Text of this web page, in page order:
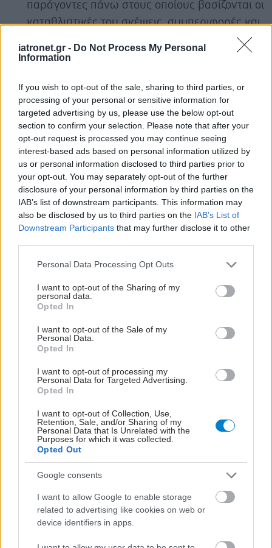
iatronet.gr - Do Not Process My Personal
Information
If you wish to opt-out of the sale, sharing to third parties, or
processing of your personal or sensitive information for
targeted advertising by us, please use the below opt-out
section to confirm your selection. Please note that after your
opt-out request is processed you may continue seeing
interest-based ads based on personal information utilized by
us or personal information disclosed to third parties prior to
your opt-out. You may separately opt-out of the further
disclosure of your personal information by third parties on the
IAB’s list of downstream participants. This information may
also be disclosed by us to third parties on the IAB’s List of
Downstream Participants that may further disclose it to other
Please note that this website/app uses one or more Google
not limited to your visit or usage behaviour. You may click to
grant or deny consent to Google and its third-party tags to
use your data for below specified purposes in below Google
consent section.
Personal Data Processing Opt Outs
I want to opt-out of the Sharing of my
personal data.
Opted In
I want to opt-out of the Sale of my
Personal Data.
Opted In
I want to opt-out of processing my
Personal Data for Targeted Advertising.
Opted In
I want to opt-out of Collection, Use,
Retention, Sale, and/or Sharing of my
Personal Data that Is Unrelated with the
Purposes for which it was collected.
Opted Out
Google consents
I want to allow Google to enable storage
related to advertising like cookies on web or
device identifiers in apps.
παράγοντες πάνω στους οποίους βασίζονται οι
καταθλιπτικές του σκέψεις, συμπεριφορές και
Η δυσθυμία είναι χρόνια πάθηση, γεγονός που
σημαίνει ότι διαρκεί για πολλά χρόνια. Παρόλο
που κάποιοι ασθενείς ξεπερνούν το πρόβλημα
οριστικά, άλλοι συνεχίζουν να έχουν κάποια
συμπτώματα, ακόμη και αν ακολουθούν θεραπεία.
Αν και δεν είναι το ίδιο σοβαρή με τη μείζονα
κατάθλιψη, η δυσθυμία έχει συμπτώματα που
ενδέχεται να επηρεάσουν τη λειτουργικότητα του
ασθενούς στις σχέσεις του με τους ανθρώπους
της οικογενείας του και την εργασία του.
αυτοκτονίας.
Αν ο ασθενής δεν ακολουθεί κάποια μορφή
θεραπείας, η δυσθυμία μπορεί να οδηγήσει σε
επεισόδιο μείζονος κατάθλιψης. Το φαινόμενο
αυτό ονομάζεται «διπλή κατάθλιψη».
Πότε να επικοινωνήσετε με τον γιατρό σας
Κανονίστε ένα ραντεβού με τον γιατρό σας, αν:
Νιώθετε συνεχώς μελαγχολικοί ή έχετε κακή
διάθεση
Τα συμπτώματά σας επιδεινώνονται
Ζητήστε αμέσως βοήθεια αν κάποιο άτομο του
περιβάλλοντός σας εμφανίσει αυτά τα